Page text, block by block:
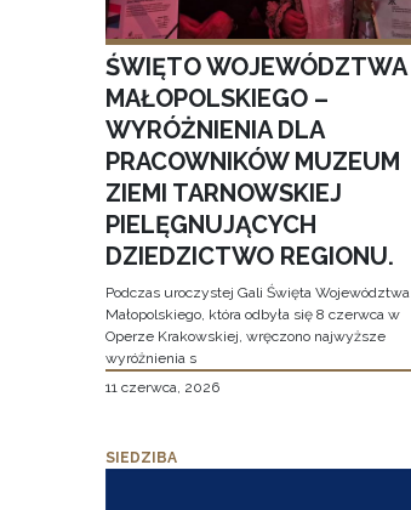
ŚWIĘTO WOJEWÓDZTWA
MAŁOPOLSKIEGO –
WYRÓŻNIENIA DLA
PRACOWNIKÓW MUZEUM
ZIEMI TARNOWSKIEJ
PIELĘGNUJĄCYCH
DZIEDZICTWO REGIONU.
Podczas uroczystej Gali Święta Województwa
Małopolskiego, która odbyła się 8 czerwca w
Operze Krakowskiej, wręczono najwyższe
wyróżnienia s
11 czerwca, 2026
SIEDZIBA